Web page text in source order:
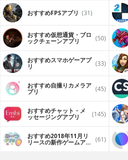
おすすめFPSアプリ (31)
おすすめ仮想通貨・ブロ
ックチェーンアプリ (50)
おすすめスマホゲーアプ
リ (33)
おすすめ自撮りカメラア
プリ (45)
おすすめチャット・メ
ッセージングアプリ (145)
おすすめ2018年11月リ
リースの新作ゲームアプ (61)